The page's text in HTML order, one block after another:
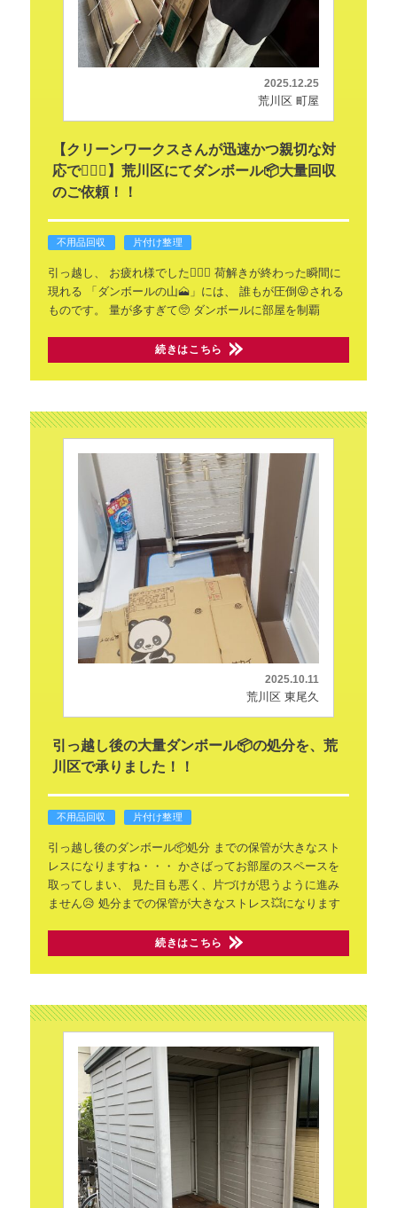
2025.12.25
荒川区 町屋
【クリーンワークスさんが迅速かつ親切な対
応で💁🏻‍♀️】荒川区にてダンボール📦大量回収
のご依頼！！
不用品回収 片付け整理
引っ越し、 お疲れ様でした🙇🏻‍♂️ 荷解きが終わった瞬間に
現れる 「ダンボールの山🗻」には、
誰もが圧倒😝される
ものです。
量が多すぎて🥺ダンボールに部屋を制覇
続きはこちら
2025.10.11
荒川区 東尾久
引っ越し後の大量ダンボール📦の処分を、荒
川区で承りました！！
不用品回収 片付け整理
引っ越し後のダンボール📦処分 までの保管が大きなスト
レスになりますね・・・ かさばってお部屋のスペースを
取ってしまい、
見た目も悪く、片づけが思うように進み
ません😥 処分までの保管が大きなストレス💥になります
続きはこちら